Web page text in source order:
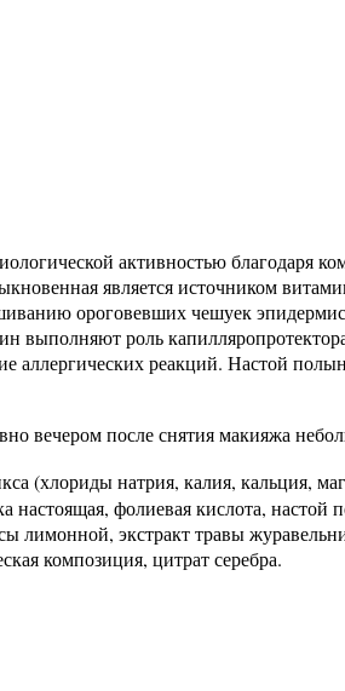
активностью благодаря
является источником
ороговевших чешуек
выполняют роль
аллергических реакций. Настой
вечером после снятия макияжа
(хлориды натрия, калия, кальция,
настоящая, фолиевая кислота,
лимонной, экстракт травы
композиция, цитрат серебра.